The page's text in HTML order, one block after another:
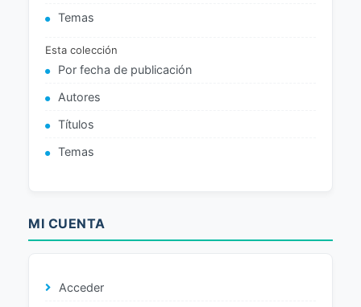
Temas
Esta colección
Por fecha de publicación
Autores
Títulos
Temas
MI CUENTA
Acceder